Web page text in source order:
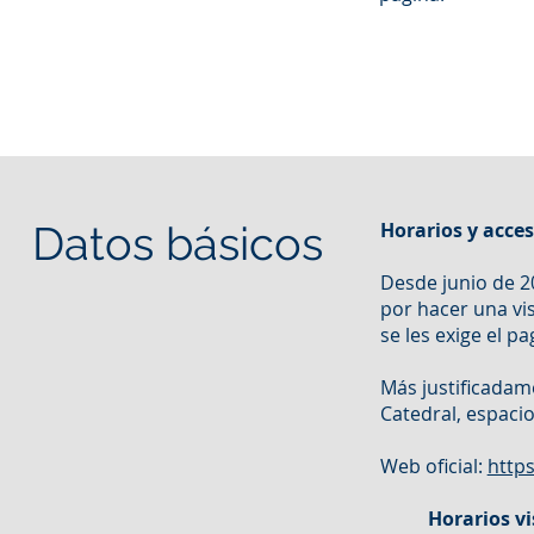
Datos básicos
Horarios y
Desde junio de
por hacer una
se les exige el
Más
Catedral,
Web oficial:
Horarios